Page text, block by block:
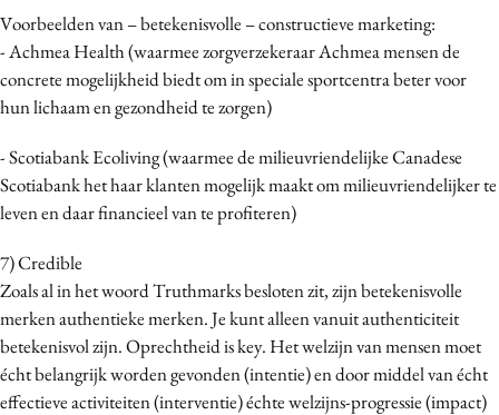
Voorbeelden van – betekenisvolle – constructieve marketing:
- Achmea Health (waarmee zorgverzekeraar Achmea mensen de
concrete mogelijkheid biedt om in speciale sportcentra beter voor
hun lichaam en gezondheid te zorgen)
- Scotiabank Ecoliving (waarmee de milieuvriendelijke Canadese
Scotiabank het haar klanten mogelijk maakt om milieuvriendelijker te
leven en daar financieel van te profiteren)
7) Credible
Zoals al in het woord Truthmarks besloten zit, zijn betekenisvolle
merken authentieke merken. Je kunt alleen vanuit authenticiteit
betekenisvol zijn. Oprechtheid is key. Het welzijn van mensen moet
écht belangrijk worden gevonden (intentie) en door middel van écht
effectieve activiteiten (interventie) échte welzijns-progressie (impact)